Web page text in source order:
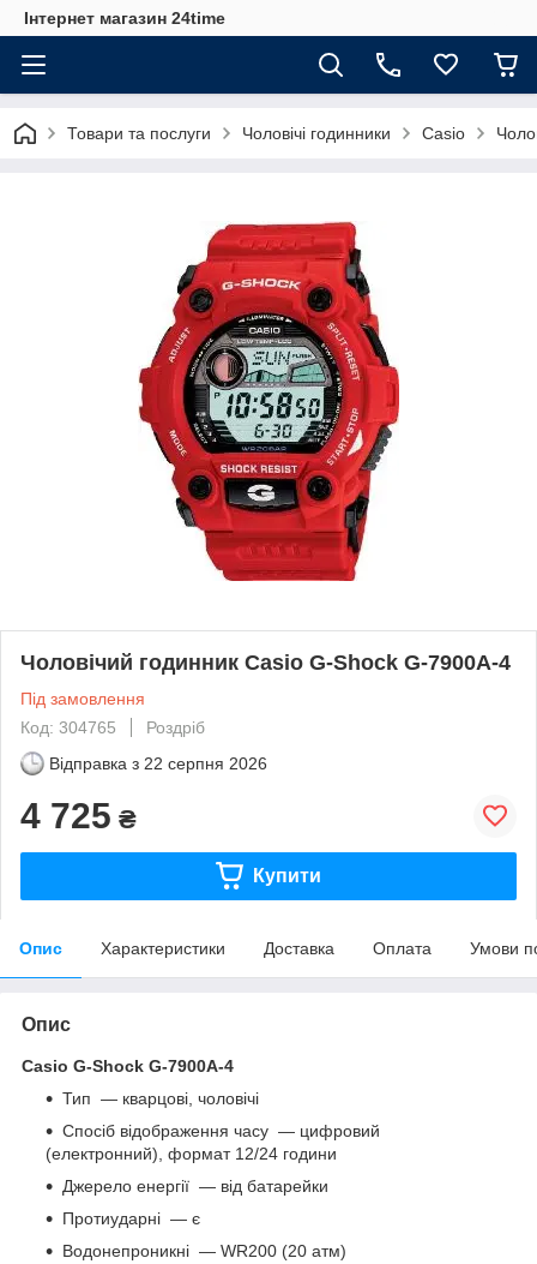
Інтернет магазин 24time
Товари та послуги Чоловічі годинники Casio
Чоловічий годинник Casio G-Shock G-7900A-4
Під замовлення
Код: 304765
Роздріб
Відправка з 22 серпня 2026
4 725 ₴
Купити
Опис Характеристики Доставка Оплата Умови
Опис
Casio G-Shock G-7900A-4
Тип ― кварцові, чоловічі
Спосіб відображення часу ― цифровий
(електронний), формат 12/24 години
Джерело енергії ― від батарейки
Протиударні ― є
Водонепроникні ― WR200 (20 атм)